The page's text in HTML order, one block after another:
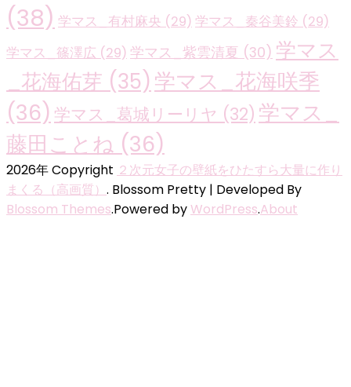
(38) 学マス_有村麻央 (29) 学マス_秦谷美鈴 (29)
学マス_篠澤広 (29) 学マス_紫雲清夏 (30) 学マス
_花海佑芽 (35) 学マス_花海咲季
(36) 学マス_葛城リーリヤ (32) 学マス_
藤田ことね (36)
2026年 Copyright ２次元女子の壁紙をひたすら大量に作り
まくる（高画質） . Blossom Pretty | Developed By
Blossom Themes.Powered byWordPress.About